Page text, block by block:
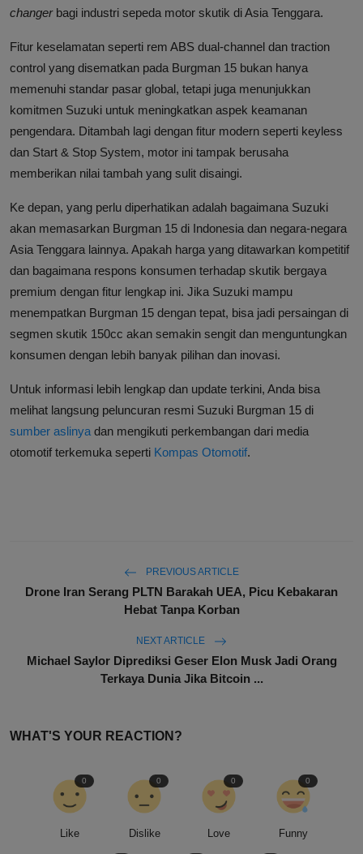
changerbagi industri sepeda motor skutik di Asia Tenggara.
Fitur keselamatan seperti rem ABS dual-channel dan traction
control yang disematkan pada Burgman 15 bukan hanya
memenuhi standar pasar global, tetapi juga menunjukkan
komitmen Suzuki untuk meningkatkan aspek keamanan
pengendara. Ditambah lagi dengan fitur modern seperti keyless
dan Start & Stop System, motor ini tampak berusaha
memberikan nilai tambah yang sulit disaingi.
Ke depan, yang perlu diperhatikan adalah bagaimana Suzuki
akan memasarkan Burgman 15 di Indonesia dan negara-negara
Asia Tenggara lainnya. Apakah harga yang ditawarkan kompetitif
dan bagaimana respons konsumen terhadap skutik bergaya
premium dengan fitur lengkap ini. Jika Suzuki mampu
menempatkan Burgman 15 dengan tepat, bisa jadi persaingan di
segmen skutik 150cc akan semakin sengit dan menguntungkan
konsumen dengan lebih banyak pilihan dan inovasi.
Untuk informasi lebih lengkap dan update terkini, Anda bisa
melihat langsung peluncuran resmi Suzuki Burgman 15 di
sumber aslinya dan mengikuti perkembangan dari media
otomotif terkemuka seperti Kompas Otomotif.
PREVIOUS ARTICLE
Drone Iran Serang PLTN Barakah UEA, Picu Kebakaran
Hebat Tanpa Korban
NEXT ARTICLE
Michael Saylor Diprediksi Geser Elon Musk Jadi Orang
Terkaya Dunia Jika Bitcoin ...
WHAT'S YOUR REACTION?
Like
0
Dislike
0
Love
0
Funny
0